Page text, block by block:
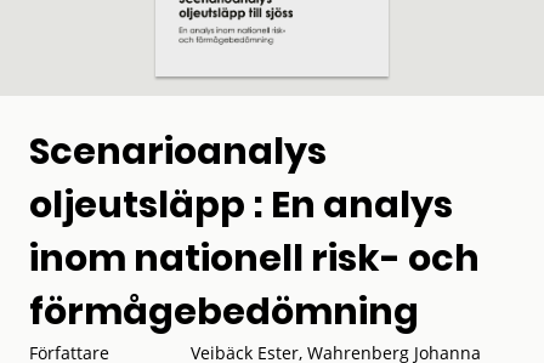
Scenarioanalys
oljeutsläpp : En analys
inom nationell risk- och
förmågebedömning
Författare
Veibäck Ester, Wahrenberg Johanna